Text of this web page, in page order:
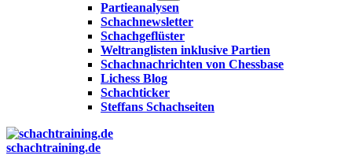
Partieanalysen
Schachnewsletter
Schachgeflüster
Weltranglisten inklusive Partien
Schachnachrichten von Chessbase
Lichess Blog
Schachticker
Steffans Schachseiten
schachtraining.de